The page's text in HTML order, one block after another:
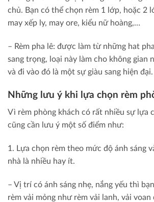
chủ. Bạn có thể chọn rèm 1 lớp, hoặc 2
may xếp ly, may ore, kiểu nữ hoàng,…
– Rèm pha lê: được làm từ những hat
sang trọng, loại này làm cho không gian
và đi vào đó là một sự giàu sang hiện đại.
Những lưu ý khi lựa chọn rèm
Vì rèm phòng khách có rất nhiều sự lựa
cũng cần lưu ý một số điểm như:
1. Lựa chọn rèm theo mức độ ánh sáng
nhà là nhiều hay ít.
– Vị trí có ánh sáng nhẹ, nắng yếu thì
rèm vải mỏng như rèm vải lanh, vải voan